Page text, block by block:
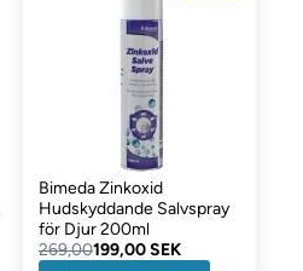
Bimeda Zinkoxid
Hudskyddande Salvspray
för Djur 200ml
269,00199,00 SEK